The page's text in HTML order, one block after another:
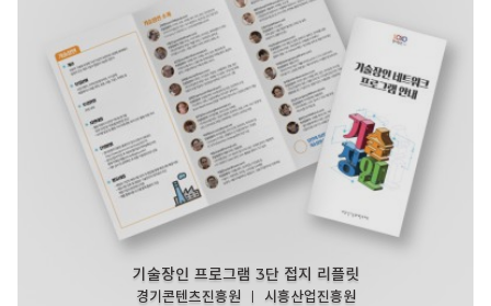
기술장인 프로그램 3단 접지 리플릿
경기콘텐츠진흥원 ㅣ 시흥산업진흥원